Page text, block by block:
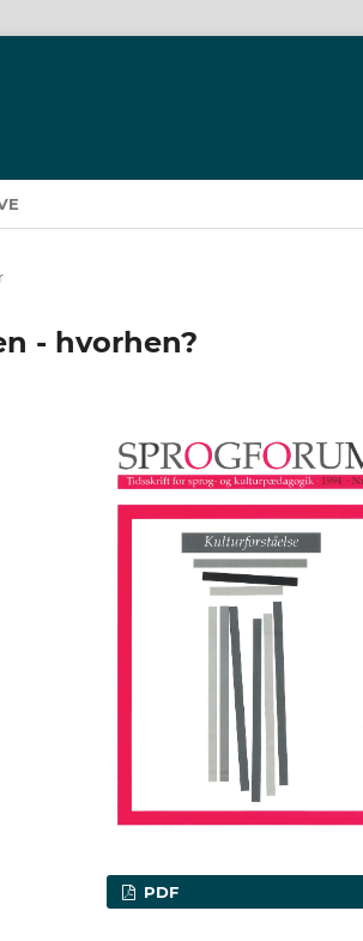
- hvorhen?
PDF